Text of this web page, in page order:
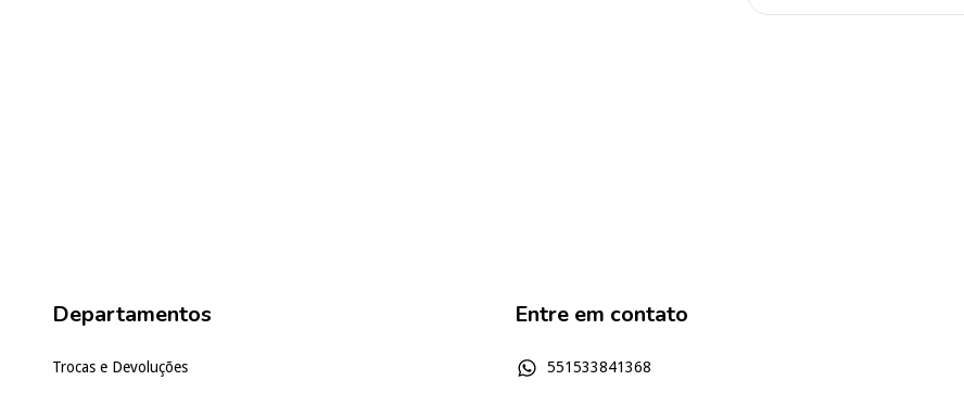
Departamentos
Trocas e Devoluções
Entre em contato
551533841368